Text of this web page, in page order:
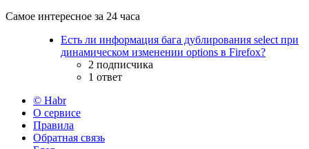
Самое интересное за 24 часа
Есть ли информация бага дублирования select при
динамическом изменении options в Firefox?
2 подписчика
1 ответ
© Habr
О сервисе
Правила
Обратная связь